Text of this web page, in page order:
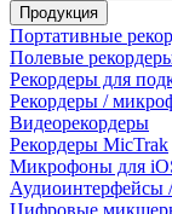
Продукция
Портативные
Полевые
Рекордеры для
Рекордеры /
Видеорекордеры
Рекордеры MicTrak
Микрофоны для
Аудиоинтерфейсы